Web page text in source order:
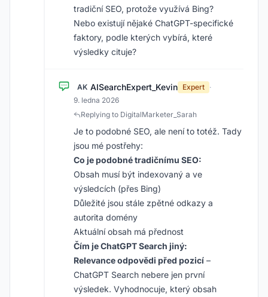
tradiční SEO, protože využívá Bing?
Nebo existují nějaké ChatGPT-specifické
faktory, podle kterých vybírá, které
výsledky cituje?
AK AISearchExpert_Kevin Expert ·
9. ledna 2026
Replying to DigitalMarketer_Sarah
Je to podobné SEO, ale není to totéž. Tady
jsou mé postřehy:
Co je podobné tradičnímu SEO:
Obsah musí být indexovaný a ve
výsledcích (přes Bing)
Důležité jsou stále zpětné odkazy a
autorita domény
Aktuální obsah má přednost
Čím je ChatGPT Search jiný:
Relevance odpovědi před pozicí –
ChatGPT Search nebere jen první
výsledek. Vyhodnocuje, který obsah